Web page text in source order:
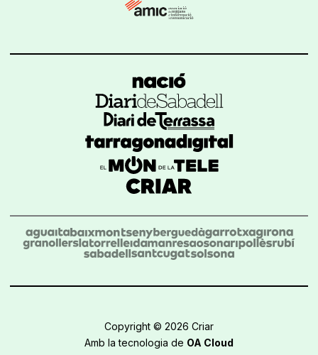
Copyright © 2026 Criar
Amb la tecnologia de OA Cloud